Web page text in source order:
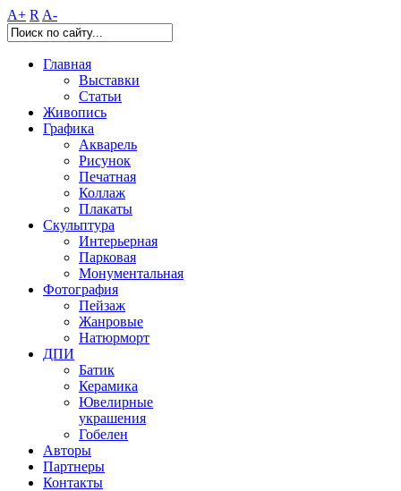
A+ R A-
Главная
Выставки
Статьи
Живопись
Графика
Акварель
Рисунок
Печатная
Коллаж
Плакаты
Скульптура
Интерьерная
Парковая
Монументальная
Фотография
Пейзаж
Жанровые
Натюрморт
ДПИ
Батик
Керамика
Ювелирные
украшения
Гобелен
Авторы
Партнеры
Контакты